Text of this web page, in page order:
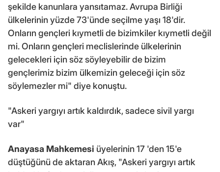
şekilde kanunlara yansıtamaz. Avrupa Birliği
ülkelerinin yüzde 73'ünde seçilme yaşı 18'dir.
Onların gençleri kıymetli de bizimkiler kıymetli değil
mi. Onların gençleri meclislerinde ülkelerinin
gelecekleri için söz söyleyebilir de bizim
gençlerimiz bizim ülkemizin geleceği için söz
söylemezler mi" diye konuştu.
"Askeri yargıyı artık kaldırdık, sadece sivil yargı
var"
Anayasa Mahkemesi üyelerinin 17 'den 15'e
düştüğünü de aktaran Akış, "Askeri yargıyı artık